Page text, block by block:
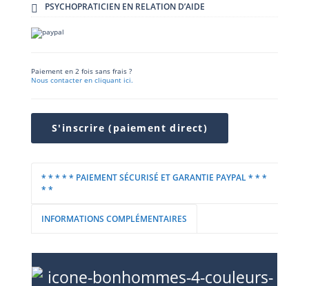
PSYCHOPRATICIEN EN RELATION D’AIDE
Paiement en 2 fois sans frais ?
Nous contacter en cliquant ici.
S'inscrire (paiement direct)
* * * * * PAIEMENT SÉCURISÉ ET GARANTIE PAYPAL * * *
* *
INFORMATIONS COMPLÉMENTAIRES